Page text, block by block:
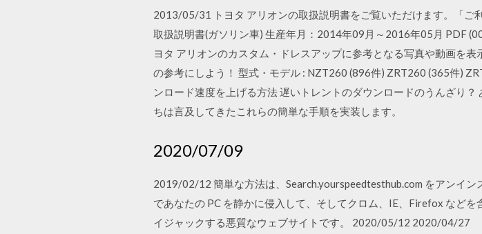
2013/05/31 トヨタ アリオンの取扱説明書をご覧いただけます。「ご
取扱説明書(ガソリン車) 生産年月：2014年09月～2016年05月 PDF
ヨタ アリオンのカスタム・ドレスアップに参考となる写真や動画を
の参考にしよう！ 型式・モデル : NZT260 (896件) ZRT260 (365件)
ンロード速度を上げる方法 遅いトレントのダウンロードのうんざり
ちは言及してきたこれらの簡単な手順を実装します。
2020/07/09
2019/02/12 簡単な方法は、Search.yourspeedtesthub.com をアンイン
であなたの PC を静かに侵入して、そしてクロム、IE、Firefox など
イジャックする悪質なウェブサイトです。 2020/05/12 2020/04/27